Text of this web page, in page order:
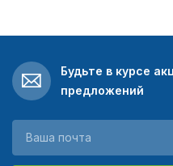
Будьте в курсе
предложений